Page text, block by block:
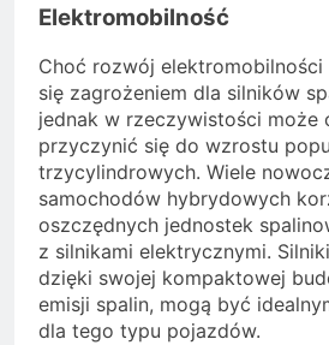
Elektromobilność
Choć rozwój
się zagrożeniem dla silników
jednak w rzeczywistości może
przyczynić się do wzrostu
trzycylindrowych. Wiele
samochodów hybrydowych
oszczędnych jednostek
z silnikami elektrycznymi.
dzięki swojej kompaktowej
emisji spalin, mogą być
dla tego typu pojazdów.